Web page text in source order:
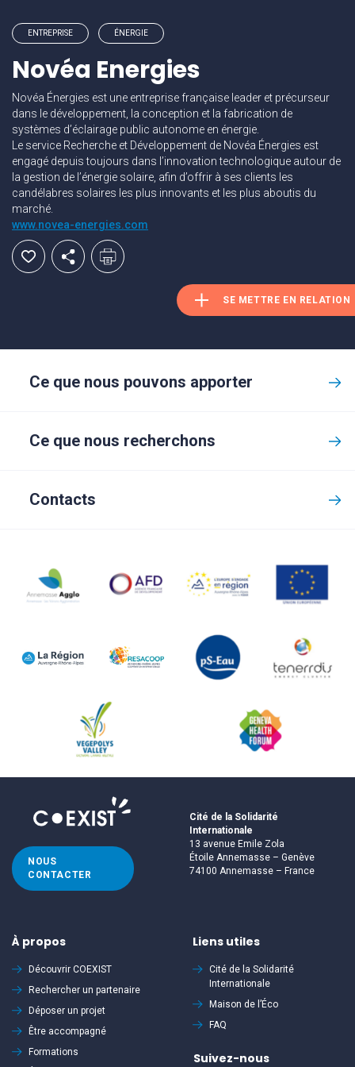
ENTREPRISE ÉNERGIE
Novéa Energies
Novéa Énergies est une entreprise française leader et précurseur
dans le développement, la conception et la fabrication de
systèmes d’éclairage public autonome en énergie.
Le service Recherche et Développement de Novéa Énergies est
engagé depuis toujours dans l’innovation technologique autour de
la gestion de l’énergie solaire, afin d’offrir à ses clients les
candélabres solaires les plus innovants et les plus aboutis du
marché.
www.novea-energies.com
SE METTRE EN RELATION
Ce que nous pouvons apporter
Ce que nous recherchons
Contacts
NOUS
CONTACTER
Cité de la Solidarité
Internationale
13 avenue Emile Zola
Étoile Annemasse – Genève
74100 Annemasse – France
À propos
Découvrir COEXIST
Rechercher un partenaire
Déposer un projet
Être accompagné
Formations
Liens utiles
Cité de la Solidarité
Internationale
Maison de l’Éco
FAQ
Suivez-nous